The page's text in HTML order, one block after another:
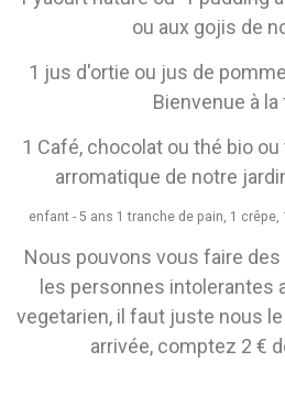
ou aux gojis de
1 jus d'ortie ou jus de
Bienvenue à
1 Café, chocolat ou thé bio
arromatique de notre
enfant - 5 ans 1 tranche de pain, 1
Nous pouvons vous faire
les personnes intolerantes
vegetarien, il faut juste nous
arrivée, comptez 2 €